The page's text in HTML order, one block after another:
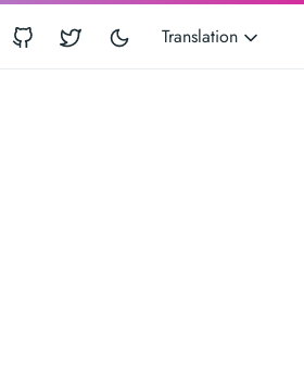
Translation